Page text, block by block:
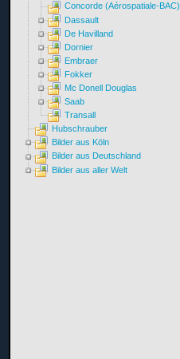
Concorde (Aérospatiale-BAC)
Dassault
De Havilland
Dornier
Embraer
Fokker
Mc Donell Douglas
Saab
Transall
Hubschrauber
Bilder aus Köln
Bilder aus Deutschland
Bilder aus aller Welt